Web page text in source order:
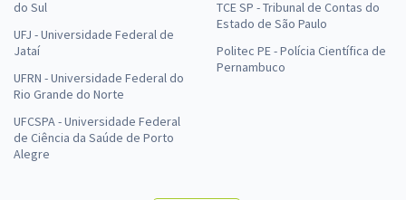
do Sul
UFJ - Universidade Federal de
Jataí
UFRN - Universidade Federal do
Rio Grande do Norte
UFCSPA - Universidade Federal
de Ciência da Saúde de Porto
Alegre
TCE SP - Tribunal de Contas do
Estado de São Paulo
Politec PE - Polícia Científica de
Pernambuco